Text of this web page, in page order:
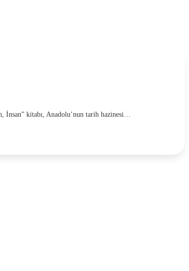
İnsan” kitabı, Anadolu’nun tarih hazinesi…